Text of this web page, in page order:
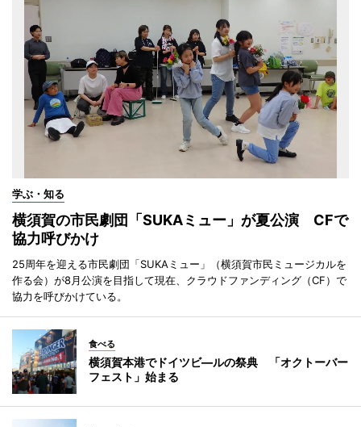
学ぶ・知る
横須賀の市民劇団「SUKAミュー」が夏公演 CFで
協力呼びかけ
25周年を迎える市民劇団「SUKAミュー」（横須賀市民ミュージカルを
作る会）が8月公演を目指して現在、クラウドファンディング（CF）で
協力を呼びかけている。
食べる
横須賀本港でドイツビ―ルの祭典 「オクトーバー
フェスト」始まる